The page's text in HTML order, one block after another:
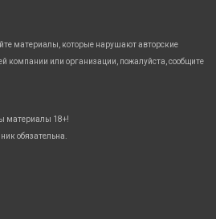
материалы, которые нарушают авторские
или организации, пожалуйста, сообщите
материалы 18+!
обязательна.